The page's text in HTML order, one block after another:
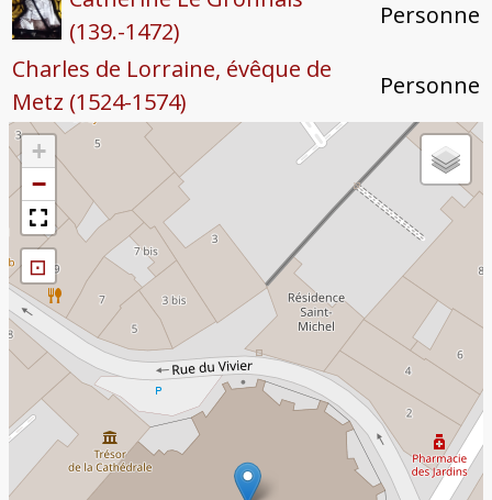
(139.-1472)
Personne
Charles de Lorraine, évêque de
Metz (1524-1574)
Personne
+
−
⊡